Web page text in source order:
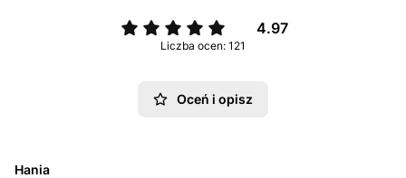
4.97
Liczba ocen: 121
Oceń i opisz
Hania